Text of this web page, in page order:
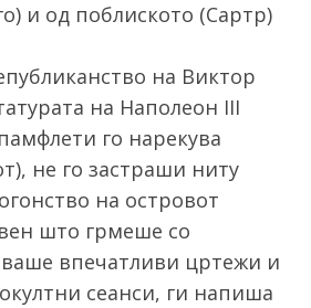
и од поблиското (Сартр)
на Виктор
на Наполеон III
го нарекува
не го застраши ниту
на островот
што грмеше со
впечатливи цртежи и
сеанси, ги напиша